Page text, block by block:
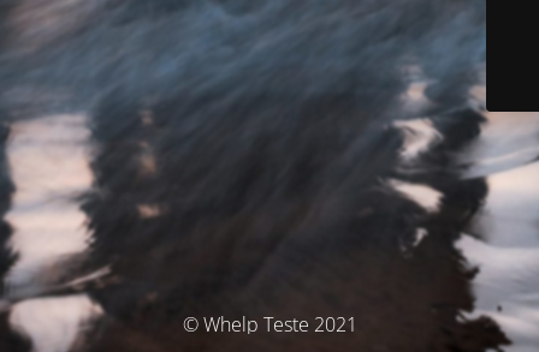
© Whelp Teste 2021